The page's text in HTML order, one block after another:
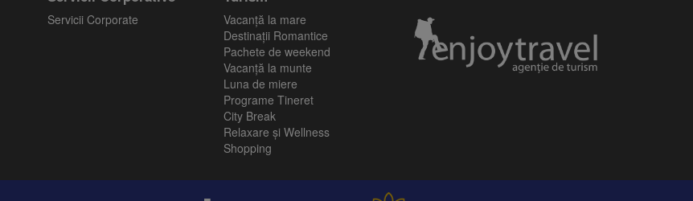
Servicii Corporate
Vacanţă la mare
Destinații Romantice
Pachete de weekend
Vacanță la munte
Luna de miere
Programe Tineret
City Break
Relaxare și Wellness
Shopping